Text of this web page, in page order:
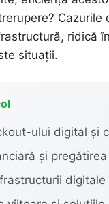
ridică
situații.
ului digital și
și
digitale